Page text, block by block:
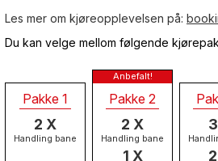
Les mer om kjøreopplevelsen på:
Du kan velge mellom følgende
Pakke 1
2 X
Handling bane
Pakke 2
2 X
Handling bane
1 X